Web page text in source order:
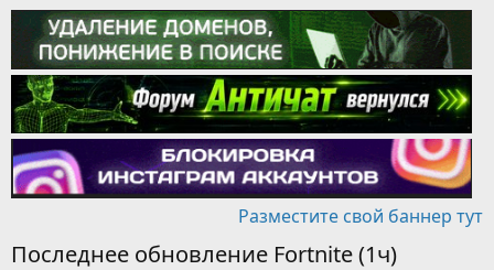
Разместите свой баннер тут
Последнее обновление Fortnite (1ч)